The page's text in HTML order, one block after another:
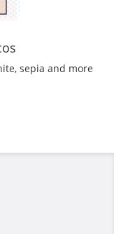
sepia and more